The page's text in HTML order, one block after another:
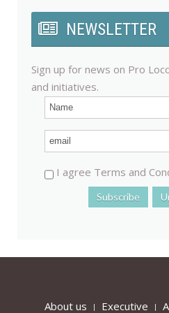
NEWSLETTER
Sign up for news on Pro
and initiatives.
I agree Terms and
About us Executive